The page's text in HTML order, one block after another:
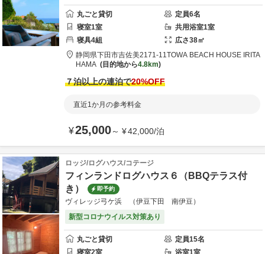
丸ごと貸切 定員6名
寝室1室 共用浴室1室
寝具4組 広さ38㎡
静岡県下田市吉佐美2171-11TOWA BEACH HOUSE IRITA
HAMA
目的地から4.8km
７泊以上の連泊で20%OFF
直近1か月の参考料金
¥25,000～ ¥42,000/泊
ロッジ/ログハウス/コテージ
フィンランドログハウス６（BBQテラス付
き）
即予約
ヴィレッジ弓ケ浜 （伊豆下田 南伊豆）
新型コロナウイルス対策あり
丸ごと貸切 定員15名
寝室2室 浴室1室